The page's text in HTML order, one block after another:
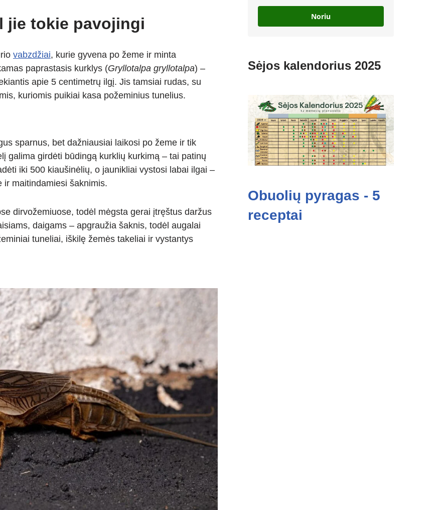
jie tokie pavojingi
vabzdžiai, kurie gyvena po žeme ir minta
paprastasis kurklys (Gryllotalpa gryllotalpa) –
apie 5 centimetrų ilgį. Jis tamsiai rudas, su
kuriomis puikiai kasa požeminius tunelius.
sparnus, bet dažniausiai laikosi po žeme ir tik
galima girdėti būdingą kurklių kurkimą – tai patinų
iki 500 kiaušinėlių, o jaunikliai vystosi labai ilgai –
ir maitindamiesi šaknimis.
dirvožemiuose, todėl mėgsta gerai įtręštus daržus
daigams – apgraužia šaknis, todėl augalai
tuneliai, iškilę žemės takeliai ir vystantys
Noriu
Sėjos kalendorius 2025
Obuolių pyragas - 5
receptai